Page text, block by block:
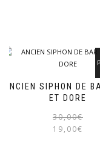
ANCIEN SIPHON DE
ET DORE
30,00€
19,00€